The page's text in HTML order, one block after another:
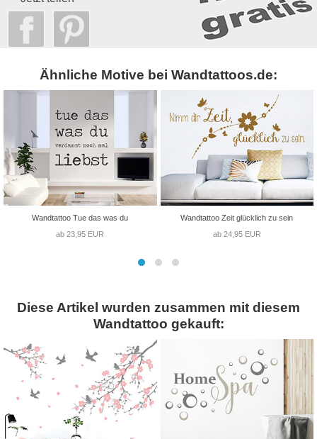
Ähnliche Motive bei Wandtattoos.de:
Wandtattoo Tue das was du
ab 23,95 EUR
Wandtattoo Zeit glücklich zu sein
ab 24,95 EUR
Diese Artikel wurden zusammen mit diesem
Wandtattoo gekauft: